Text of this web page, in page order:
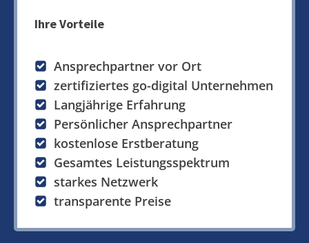
Ihre Vorteile
Ansprechpartner vor Ort
zertifiziertes go-digital Unternehmen
Langjährige Erfahrung
Persönlicher Ansprechpartner
kostenlose Erstberatung
Gesamtes Leistungsspektrum
starkes Netzwerk
transparente Preise